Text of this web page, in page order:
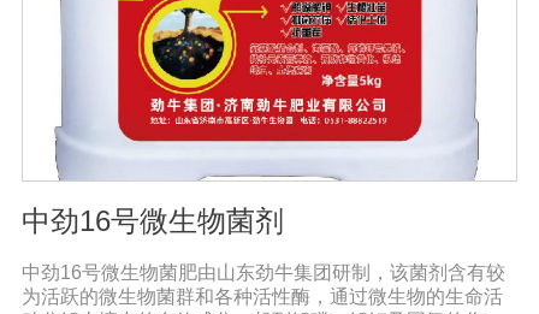
中劲16号微生物菌剂
中劲16号微生物菌肥由山东劲牛集团研制，该菌剂含有较
为活跃的微生物菌群和各种活性酶，通过微生物的生命活